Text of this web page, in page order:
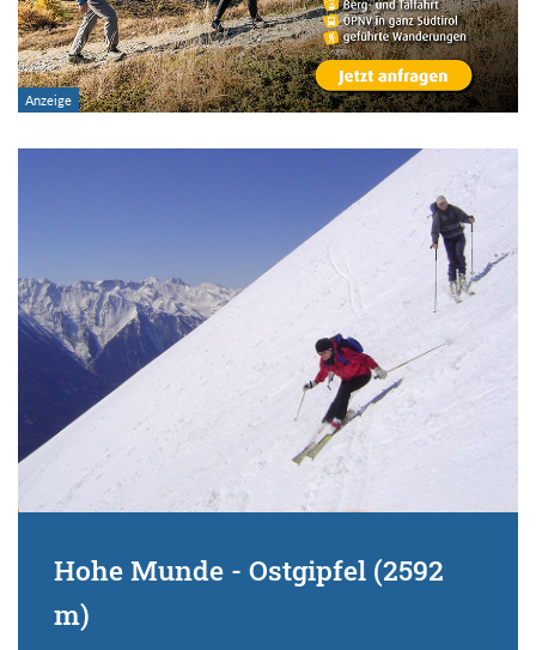
Art der Tour:
von
Suchbegriff:
Hohe Munde - Ostgipfel (2592
m)